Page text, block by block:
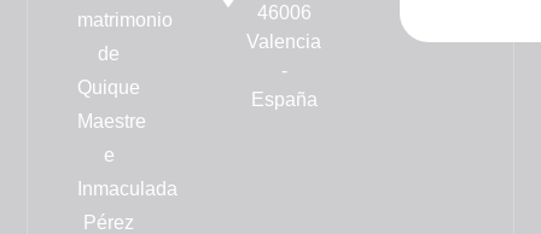
matrimonio
de
Quique
Maestre
e
Inmaculada
Pérez
46006
Valencia
-
España